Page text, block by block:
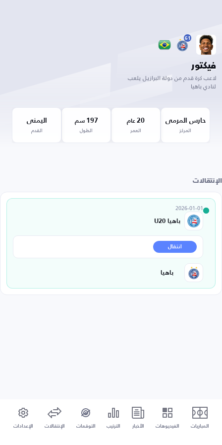
61
فيكتور
لاعب كرة قدم من دولة البرازيل يلعب
لنادي باهيا
حارس المرمى
المركز
20 عام
العمر
197 سم
الطول
اليمنى
القدم
الإنتقالات
2026-01-01
باهيا U20
انتقال
باهيا
المباريات الفيديوهات الأخبار الترتيب التوقعات الإنتقالات الإعدادات